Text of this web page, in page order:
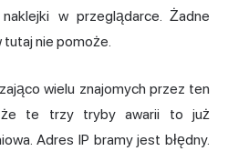
w przeglądarce. Żadne
nie pomoże.
wielu znajomych przez ten
że te trzy tryby awarii to już
Adres IP bramy jest błędny.